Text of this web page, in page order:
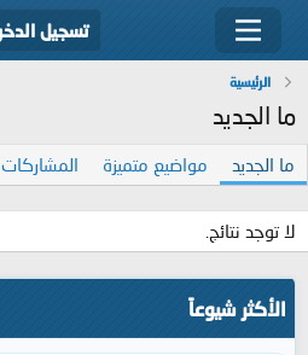
تسجيل
الرئيسية
ما الجديد
ما الجديد مواضيع متميزة المشاركات
لا توجد نتائج.
الأكثر شيوعاً